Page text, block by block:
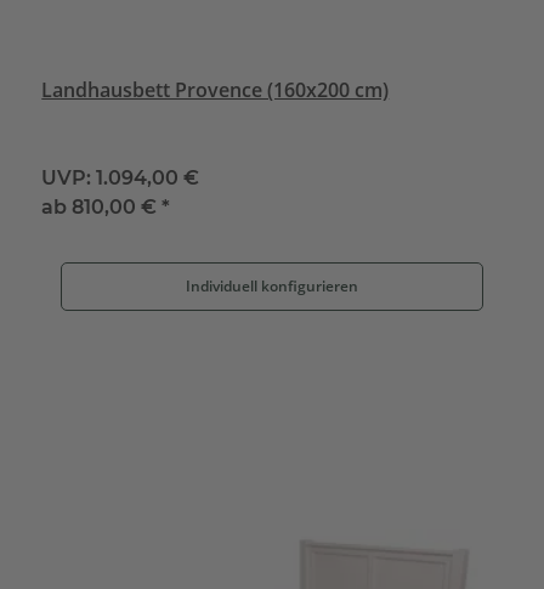
Landhausbett Provence (160x200 cm)
UVP: 1.094,00 €
ab 810,00 € *
Individuell konfigurieren